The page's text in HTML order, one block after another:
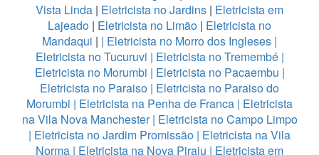
Vista Linda | Eletricista no Jardins | Eletricista em
Lajeado | Eletricista no Limão | Eletricista no
Mandaqui | | Eletricista no Morro dos Ingleses |
Eletricista no Tucuruvi | Eletricista no Tremembé|
Eletricista no Morumbi | Eletricista no Pacaembu |
Eletricista no Paraiso | Eletricista no Paraiso do
Morumbi | Eletricista na Penha de Franca | Eletricista
na Vila Nova Manchester| Eletricista no Campo Limpo
| Eletricista no Jardim Promissão | Eletricista na Vila
Norma | Eletricista na Nova Piraju | Eletricista em